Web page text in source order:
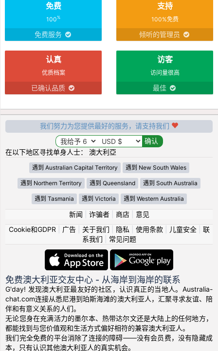
免费
100%
免费服务
支持
100%免费
倾听的管理员
认真
优质档案
已确认品质
访客
访问量很高
最佳
我们努力为您提供最好的服务，请支持我们
在以下地区寻找单身人士： 澳大利亞
遇到 Australian Capital Territory 遇到 New South Wales
遇到 Northern Territory 遇到 Queensland 遇到 South Australia
遇到 Tasmania 遇到 Victoria 遇到 Western Australia
新闻 诈骗者| 商店| 意见
Cookie和GDPR
广告| 关于我们 隐私 使用条款| 儿童安全| 联
系我们
常见问题
免费澳大利亚交友中心 - 从海岸到海岸的联系
G'day! 发现澳大利亚最友好的社区，认识真正的当地人。Australia-
chat.com连接从悉尼港到珀斯海滩的澳大利亚人，汇聚寻求友谊、陪
伴和有意义关系的人们。
无论您身在充满活力的墨尔本、热带达尔文还是大陆上的任何地方，
都能找到与您价值观和生活方式偏好相符的兼容澳大利亚人。
我们完全免费的平台消除了连接的障碍——没有会员费，没有隐藏成
本，只有认识其他澳大利亚人的真实机会。